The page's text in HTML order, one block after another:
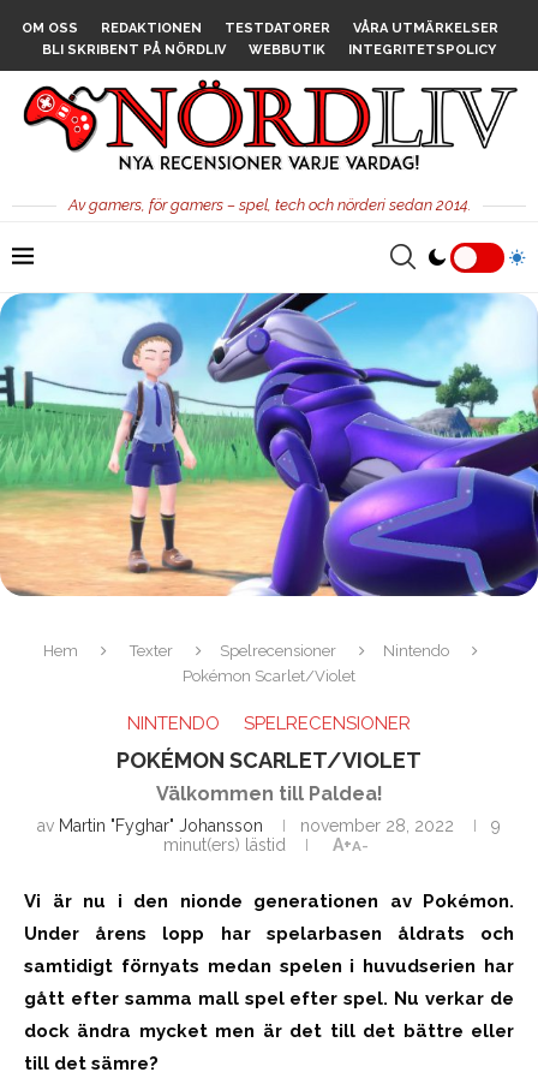
OM OSS REDAKTIONEN TESTDATORER
VÅRA UTMÄRKELSER
BLI SKRIBENT PÅ NÖRDLIV
WEBBUTIK INTEGRITETSPOLICY
Av gamers, för gamers – spel, tech och nörderi sedan 2014.
Hem Texter Spelrecensioner
Nintendo
Pokémon Scarlet/Violet
NINTENDO SPELRECENSIONER
POKÉMON SCARLET/VIOLET
Välkommen till Paldea!
av Martin "Fyghar" Johansson november 28, 2022
9
minut(ers) lästid
A+A-
Vi är nu i den nionde generationen av Pokémon.
Under årens lopp har spelarbasen åldrats och
samtidigt förnyats medan spelen i huvudserien har
gått efter samma mall spel efter spel. Nu verkar de
dock ändra mycket men är det till det bättre eller
till det sämre?